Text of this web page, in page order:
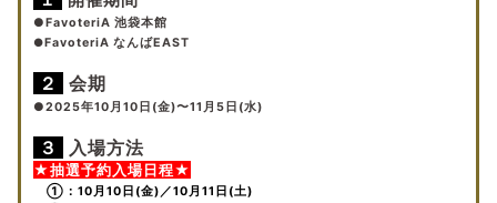
●FavoteriA 池袋本館
●FavoteriA なんばEAST
２ 会期
●2025年10月10日(金)〜11月5日(水)
３ 入場方法
★抽選予約入場日程★
①：10月10日(金)／10月11日(土)